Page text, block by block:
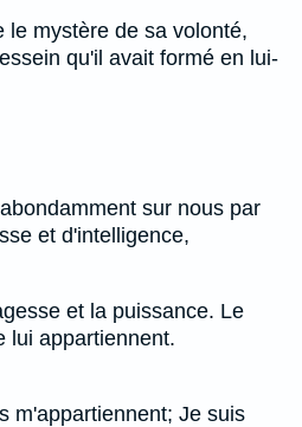
le mystère de sa volonté,
qu'il avait formé en lui-
sur nous par
et d'intelligence,
et la puissance. Le
lui appartiennent.
m'appartiennent; Je suis